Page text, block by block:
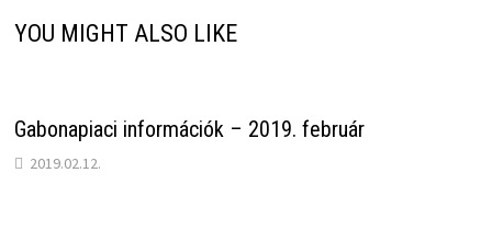
YOU MIGHT ALSO LIKE
Gabonapiaci információk – 2019. február
2019.02.12.